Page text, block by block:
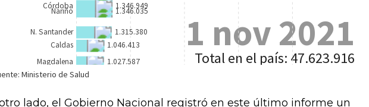
lado, el Gobierno Nacional registró en este último informe un